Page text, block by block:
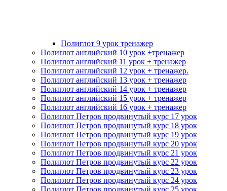
Полиглот 9 урок тренажер
Полиглот английский 10 урок +тренажер
Полиглот английский 11 урок + тренажер
Полиглот английский 12 урок + тренажер.
Полиглот английский 13 урок + тренажер
Полиглот английский 14 урок + тренажер
Полиглот английский 15 урок + тренажер
Полиглот английский 16 урок + тренажер
Полиглот Петров продвинутый курс 17 урок
Полиглот Петров продвинутый курс 18 урок
Полиглот Петров продвинутый курс 19 урок
Полиглот Петров продвинутый курс 20 урок
Полиглот Петров продвинутый курс 21 урок
Полиглот Петров продвинутый курс 22 урок
Полиглот Петров продвинутый курс 23 урок
Полиглот Петров продвинутый курс 24 урок
Полиглот Петров продвинутый курс 25 урок